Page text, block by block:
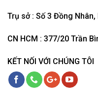
Trụ sở : Số 3 Đồng
CN HCM : 377/20 Trần
KẾT NỐI VỚI CHÚNG TÔI